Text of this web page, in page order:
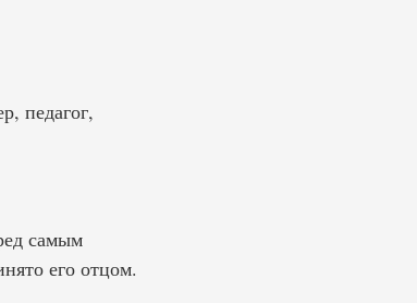
педагог,
самым
его отцом.